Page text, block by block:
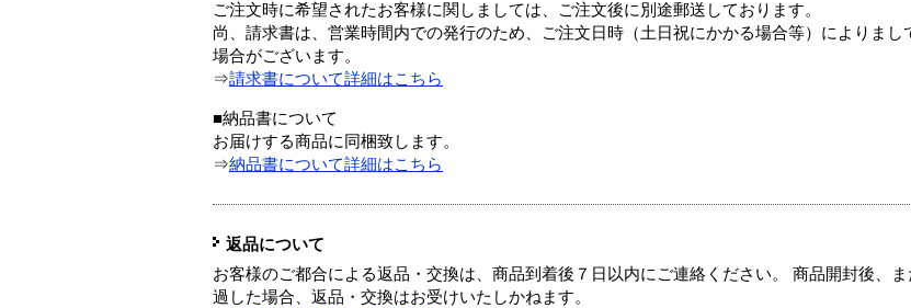
ご注文時に希望されたお客様に関しましては、ご注文後に別途郵送しております。
尚、請求書は、営業時間内での発行のため、ご注文日時（土日祝にかかる場合等）によりまし
場合がございます。
⇒請求書について詳細はこちら
■納品書について
お届けする商品に同梱致します。
⇒納品書について詳細はこちら
返品について
お客様のご都合による返品・交換は、商品到着後７日以内にご連絡ください。 商品開封後、
過した場合、返品・交換はお受けいたしかねます。